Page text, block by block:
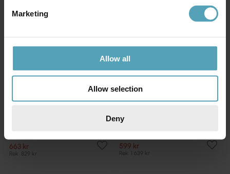
Marketing
Allow all
Allow selection
Deny
663 kr
Rek. 829 kr
599 kr
Rek. 1 639 kr